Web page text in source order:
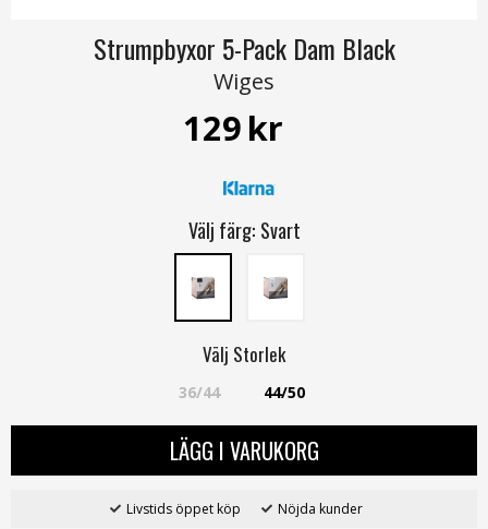
Strumpbyxor 5-Pack Dam Black
Wiges
129kr
Välj färg: Svart
Välj Storlek
36/44 44/50
LÄGG I VARUKORG
Livstids öppet köp Nöjda kunder